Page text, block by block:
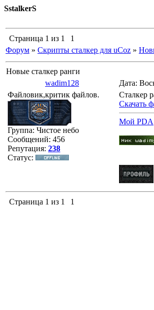
SstalkerS
Страница 1 из 1
1
Форум » Скрипты сталкер для uCoz »
Новые сталкер ранги
wadim128
Дата:
Файловик,критик файлов.
Группа: Чистое небо
Сообщений: 456
Репутация: 238
Статус:
Сталкер
Скачать
Мой PDA
Страница 1 из 1 1